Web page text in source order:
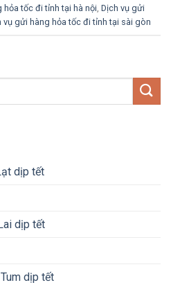
hỏa tốc đi tỉnh tại hà nội Dịch vụ gửi
vụ gửi hàng hỏa tốc đi tỉnh tại sài gòn
dịp tết
dịp tết
dịp tết